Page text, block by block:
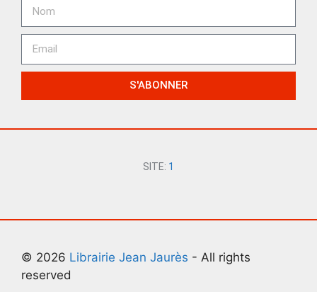
S'ABONNER
SITE: 1
© 2026 Librairie Jean Jaurès - All rights
reserved